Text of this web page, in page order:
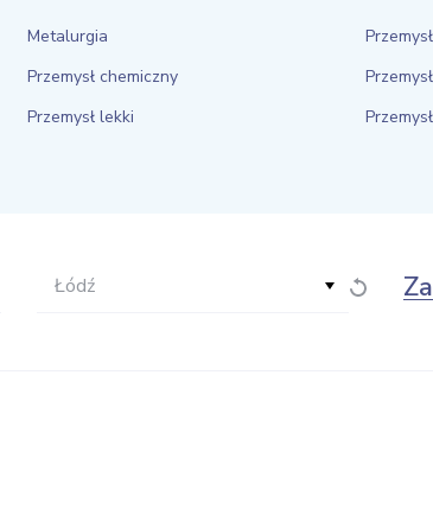
Metalurgia
Przemysł chemiczny
Przemysł lekki
Łódź